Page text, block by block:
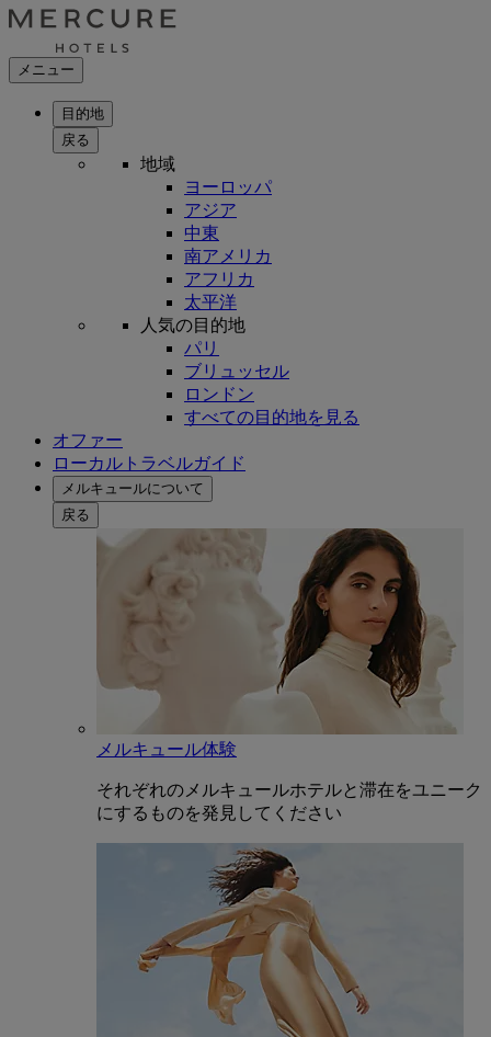
メニュー
目的地
戻る
地域
ヨーロッパ
アジア
中東
南アメリカ
アフリカ
太平洋
人気の目的地
パリ
ブリュッセル
ロンドン
すべての目的地を見る
オファー
ローカルトラベルガイド
メルキュールについて
戻る
メルキュール体験
それぞれのメルキュールホテルと滞在をユニーク
にするものを発見してください